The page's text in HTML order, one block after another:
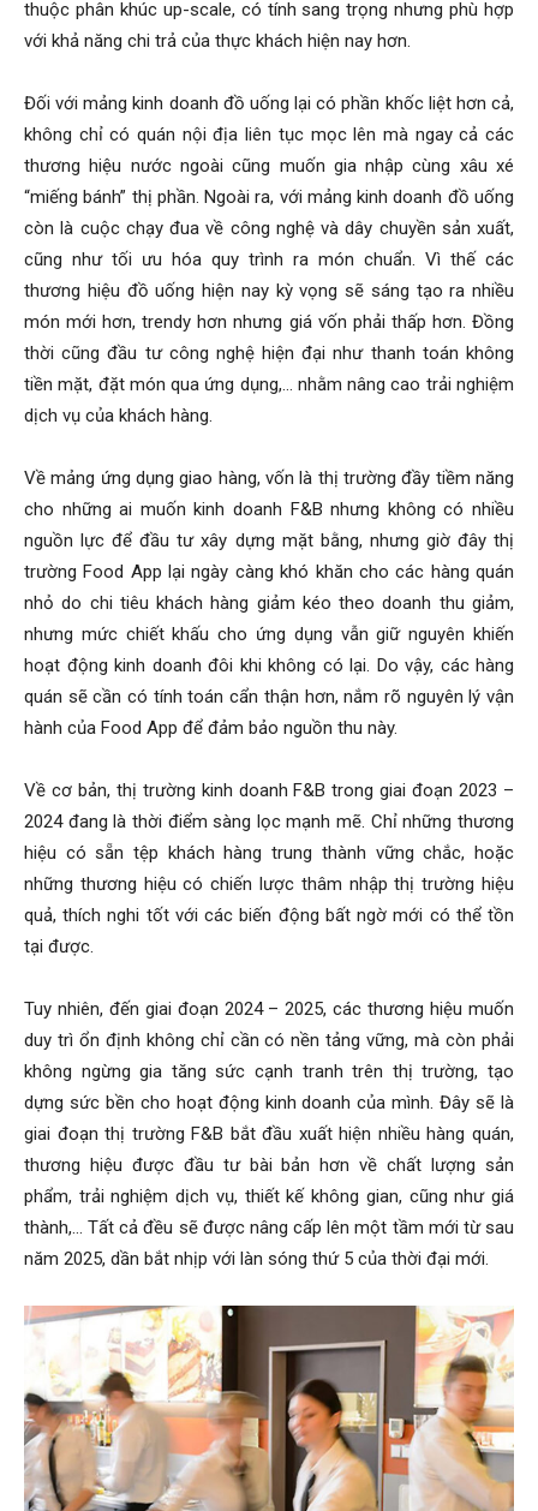
thuộc phân khúc up-scale, có tính sang trọng nhưng phù hợp
với khả năng chi trả của thực khách hiện nay hơn.
Đối với mảng kinh doanh đồ uống lại có phần khốc liệt hơn cả,
không chỉ có quán nội địa liên tục mọc lên mà ngay cả các
thương hiệu nước ngoài cũng muốn gia nhập cùng xâu xé
“miếng bánh” thị phần. Ngoài ra, với mảng kinh doanh đồ uống
còn là cuộc chạy đua về công nghệ và dây chuyền sản xuất,
cũng như tối ưu hóa quy trình ra món chuẩn. Vì thế các
thương hiệu đồ uống hiện nay kỳ vọng sẽ sáng tạo ra nhiều
món mới hơn, trendy hơn nhưng giá vốn phải thấp hơn. Đồng
thời cũng đầu tư công nghệ hiện đại như thanh toán không
tiền mặt, đặt món qua ứng dụng,… nhằm nâng cao trải nghiệm
dịch vụ của khách hàng.
Về mảng ứng dụng giao hàng, vốn là thị trường đầy tiềm năng
cho những ai muốn kinh doanh F&B nhưng không có nhiều
nguồn lực để đầu tư xây dựng mặt bằng, nhưng giờ đây thị
trường Food App lại ngày càng khó khăn cho các hàng quán
nhỏ do chi tiêu khách hàng giảm kéo theo doanh thu giảm,
nhưng mức chiết khấu cho ứng dụng vẫn giữ nguyên khiến
hoạt động kinh doanh đôi khi không có lại. Do vậy, các hàng
quán sẽ cần có tính toán cẩn thận hơn, nắm rõ nguyên lý vận
hành của Food App để đảm bảo nguồn thu này.
Về cơ bản, thị trường kinh doanh F&B trong giai đoạn 2023 –
2024 đang là thời điểm sàng lọc mạnh mẽ. Chỉ những thương
hiệu có sẵn tệp khách hàng trung thành vững chắc, hoặc
những thương hiệu có chiến lược thâm nhập thị trường hiệu
quả, thích nghi tốt với các biến động bất ngờ mới có thể tồn
tại được.
Tuy nhiên, đến giai đoạn 2024 – 2025, các thương hiệu muốn
duy trì ổn định không chỉ cần có nền tảng vững, mà còn phải
không ngừng gia tăng sức cạnh tranh trên thị trường, tạo
dựng sức bền cho hoạt động kinh doanh của mình. Đây sẽ là
giai đoạn thị trường F&B bắt đầu xuất hiện nhiều hàng quán,
thương hiệu được đầu tư bài bản hơn về chất lượng sản
phẩm, trải nghiệm dịch vụ, thiết kế không gian, cũng như giá
thành,… Tất cả đều sẽ được nâng cấp lên một tầm mới từ sau
năm 2025, dần bắt nhịp với làn sóng thứ 5 của thời đại mới.